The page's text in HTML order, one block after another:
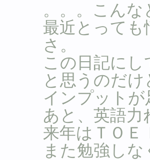
。。。こん
最近とっても
さ。
この日記に
と思うのだけ
インプット
あと、英語力
来年はＴＯＥ
また勉強し